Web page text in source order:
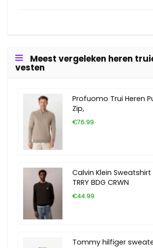
Meest vergeleken heren
vesten
Profuomo Trui Heren
Zip,
€76.99
Calvin Klein Sweatshirt
TRRY BDG CRWN
€44.99
Tommy hilfiger